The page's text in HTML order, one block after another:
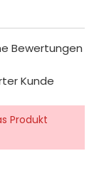
Bewertungen
Kunde
Produkt